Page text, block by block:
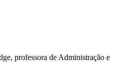
professora de Administração e